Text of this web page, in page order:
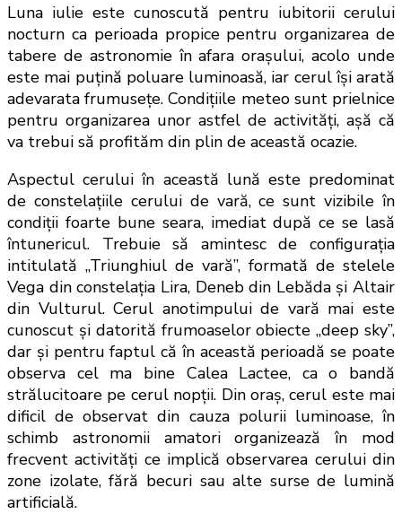
Luna iulie este cunoscută pentru iubitorii cerului
nocturn ca perioada propice pentru organizarea de
tabere de astronomie în afara oraşului, acolo unde
este mai puţină poluare luminoasă, iar cerul îşi arată
adevarata frumuseţe. Condiţiile meteo sunt prielnice
pentru organizarea unor astfel de activităţi, aşă că
va trebui să profităm din plin de această ocazie.
Aspectul cerului în această lună este predominat
de constelaţiile cerului de vară, ce sunt vizibile în
condiţii foarte bune seara, imediat după ce se lasă
întunericul. Trebuie să amintesc de configuraţia
intitulată „Triunghiul de vară”, formată de stelele
Vega din constelaţia Lira, Deneb din Lebăda şi Altair
din Vulturul. Cerul anotimpului de vară mai este
cunoscut şi datorită frumoaselor obiecte „deep sky”,
dar şi pentru faptul că în această perioadă se poate
observa cel ma bine Calea Lactee, ca o bandă
strălucitoare pe cerul nopţii. Din oraş, cerul este mai
dificil de observat din cauza polurii luminoase, în
schimb astronomii amatori organizează în mod
frecvent activităţi ce implică observarea cerului din
zone izolate, fără becuri sau alte surse de lumină
artificială.